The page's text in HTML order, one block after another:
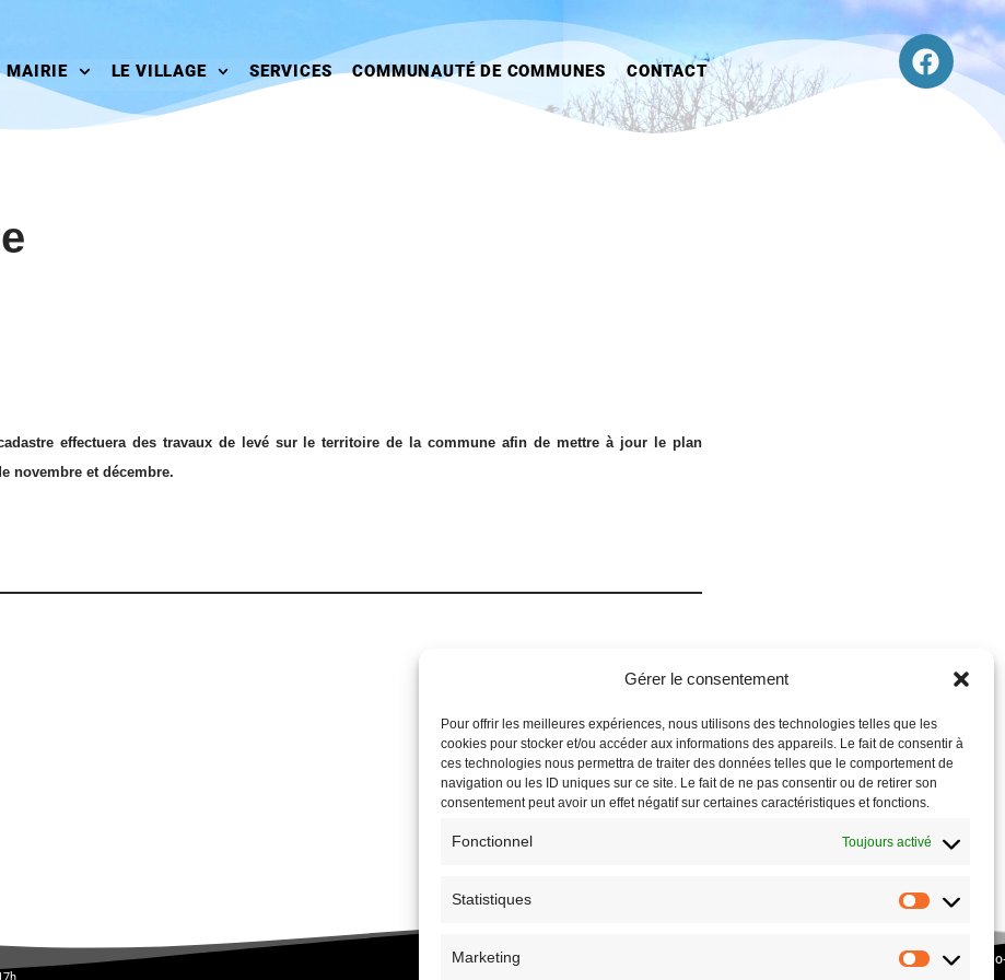
Gérer le consentement
Pour offrir les meilleures expériences, nous utilisons des technologies telles que les
cookies pour stocker et/ou accéder aux informations des appareils. Le fait de consentir à
ces technologies nous permettra de traiter des données telles que le comportement de
navigation ou les ID uniques sur ce site. Le fait de ne pas consentir ou de retirer son
consentement peut avoir un effet négatif sur certaines caractéristiques et fonctions.
Fonctionnel Toujours activé
Statistiques
Marketing
MAIRIE LE VILLAGE SERVICES COMMUNAUTÉ DE COMMUNES CONTACT
effectuera des travaux de levé sur le territoire de la commune afin de mettre à jour le plan
novembre et décembre.
ASSOCIATION CULTURE